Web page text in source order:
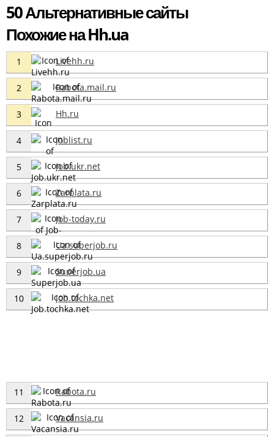
50 Альтернативные сайты
Похожие на Hh.ua
1 Livehh.ru
2 Rabota.mail.ru
3 Hh.ru
4 Joblist.ru
5 Job.ukr.net
6 Zarplata.ru
7 Job-today.ru
8 Ua.superjob.ru
9 Superjob.ua
10 Job.tochka.net
11 Rabota.ru
12 Vacansia.ru